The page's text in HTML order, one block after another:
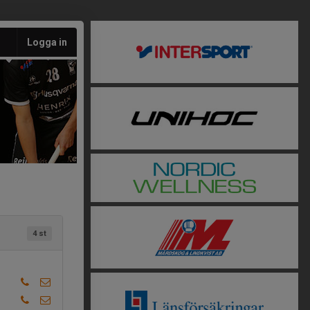
Logga in
4 st